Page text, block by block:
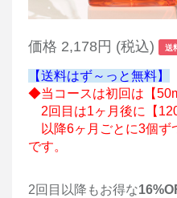
価格 2,178円 (税込) 送
【送料はず～っと無料】
◆当コースは初回は【
2回目は1ヶ月後に【
以降6ヶ月ごとに3個ず
です。
2回目以降もお得な